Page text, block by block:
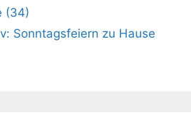
(34)
Sonntagsfeiern zu Hause